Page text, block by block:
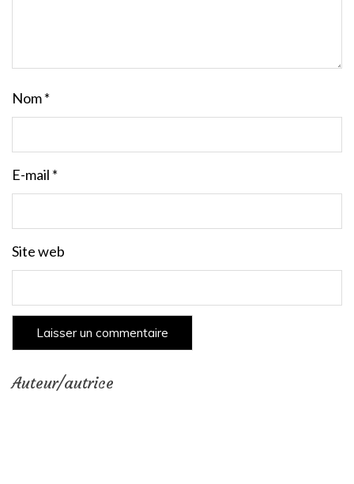
Nom*
E-mail *
Site web
Auteur/autrice